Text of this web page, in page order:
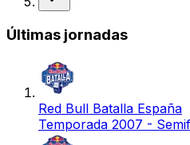
Últimas jornadas
Red Bull Batalla España
Temporada 2007 -